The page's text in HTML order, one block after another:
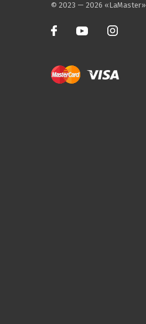
© 2023 — 2026 «LaMaster»